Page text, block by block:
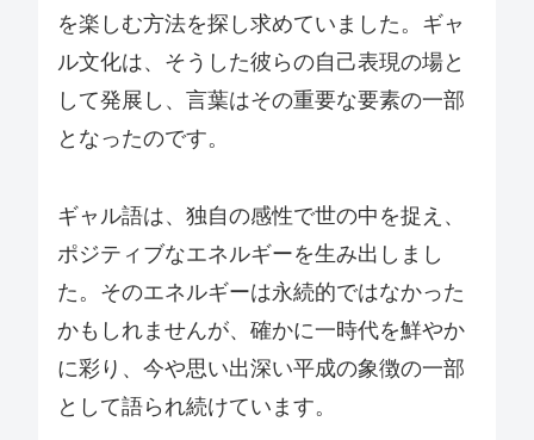
を楽しむ方法を探し求めていました。ギャ
ル文化は、そうした彼らの自己表現の場と
して発展し、言葉はその重要な要素の一部
となったのです。
ギャル語は、独自の感性で世の中を捉え、
ポジティブなエネルギーを生み出しまし
た。そのエネルギーは永続的ではなかった
かもしれませんが、確かに一時代を鮮やか
に彩り、今や思い出深い平成の象徴の一部
として語られ続けています。